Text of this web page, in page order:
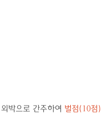
박으로 간주하여 벌점(10점)